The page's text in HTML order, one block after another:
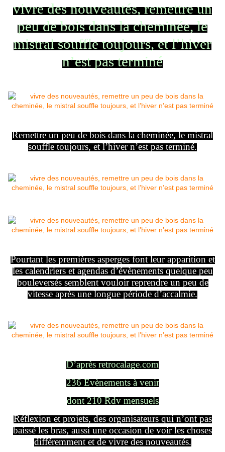
vivre des nouveautés, remettre un
peu de bois dans la cheminée, le
mistral souffle toujours, et l’hiver
n’est pas terminé
Remettre un peu de bois dans la cheminée, le mistral
souffle toujours, et l’hiver n’est pas terminé.
Pourtant les premières asperges font leur apparition et
les calendriers et agendas d’évènements quelque peu
bouleversés semblent vouloir reprendre un peu de
vitesse après une longue période d’accalmie.
D’après retrocalage.com
236 Evènements à venir
dont 210 Rdv mensuels
Réflexion et projets, des organisateurs qui n’ont pas
baissé les bras, aussi une occasion de voir les choses
différemment et de vivre des nouveautés.